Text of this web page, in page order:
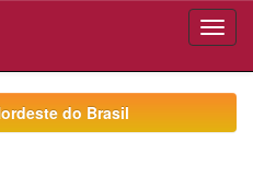
do Brasil